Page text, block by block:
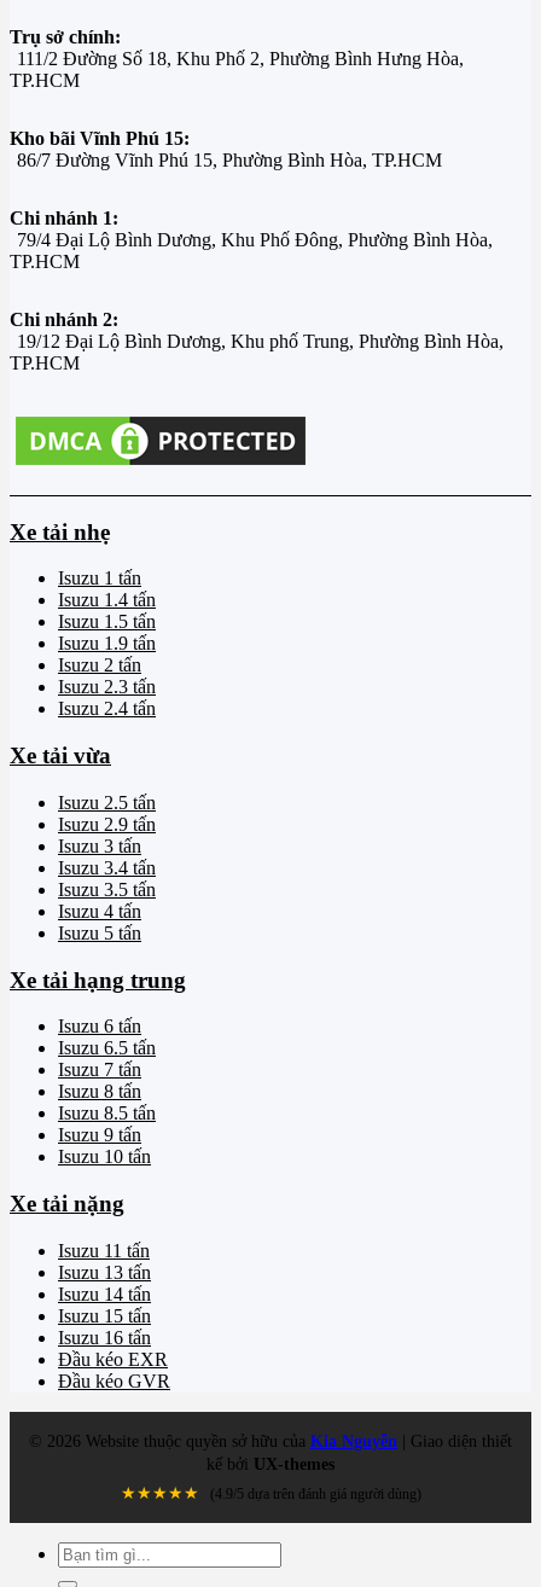
Trụ sở chính:
111/2 Đường Số 18, Khu Phố 2, Phường Bình Hưng Hòa,
TP.HCM
Kho bãi Vĩnh Phú 15:
86/7 Đường Vĩnh Phú 15, Phường Bình Hòa, TP.HCM
Chi nhánh 1:
79/4 Đại Lộ Bình Dương, Khu Phố Đông, Phường Bình Hòa,
TP.HCM
Chi nhánh 2:
19/12 Đại Lộ Bình Dương, Khu phố Trung, Phường Bình Hòa,
TP.HCM
Xe tải nhẹ
Isuzu 1 tấn
Isuzu 1.4 tấn
Isuzu 1.5 tấn
Isuzu 1.9 tấn
Isuzu 2 tấn
Isuzu 2.3 tấn
Isuzu 2.4 tấn
Xe tải vừa
Isuzu 2.5 tấn
Isuzu 2.9 tấn
Isuzu 3 tấn
Isuzu 3.4 tấn
Isuzu 3.5 tấn
Isuzu 4 tấn
Isuzu 5 tấn
Xe tải hạng trung
Isuzu 6 tấn
Isuzu 6.5 tấn
Isuzu 7 tấn
Isuzu 8 tấn
Isuzu 8.5 tấn
Isuzu 9 tấn
Isuzu 10 tấn
Xe tải nặng
Isuzu 11 tấn
Isuzu 13 tấn
Isuzu 14 tấn
Isuzu 15 tấn
Isuzu 16 tấn
Đầu kéo EXR
Đầu kéo GVR
© 2026 Website thuộc quyền sở hữu của Kia Nguyễn | Giao diện thiết
kế bởi UX-themes
★★★★★
(4.9/5 dựa trên đánh giá người dùng)
Tìm
kiếm: